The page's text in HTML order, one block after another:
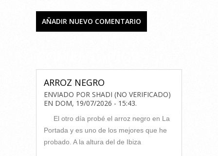
AÑADIR NUEVO COMENTARIO
ARROZ NEGRO
ENVIADO POR SHADI (NO VERIFICADO)
EN DOM, 19/07/2026 - 15:43.
El otro día probé el arroz negro en La
Portada y es uno de los mejores que he
probado. A la altura del de Ibiza